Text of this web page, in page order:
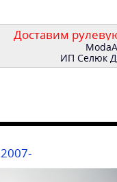
Доставим
ИП Селюк